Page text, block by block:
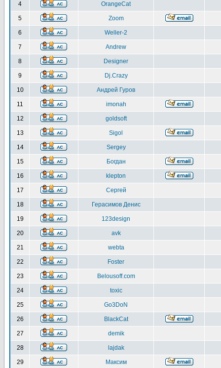
4 OrangeCat
5 Zoom
6 Weller-2
7 Andrew
8 Designer
9 Dj.Crazy
10 Андрей Гуров
11 imonah
12 goldsoft
13 Sigol
14 Sergey
15 Богдан
16 klepton
17 Сергей
18 Герасимов Денис
19 123design
20 avk
21 webta
22 Foster
23 Belousoff.com
24 toxic
25 Go3DoN
26 BlackCat
27 demik
28 lajdak
29 Максим